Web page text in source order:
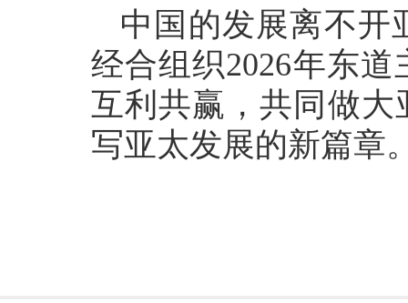
中国的发展离不开
经合组织2026年东
互利共赢，共同做
写亚太发展的新篇章